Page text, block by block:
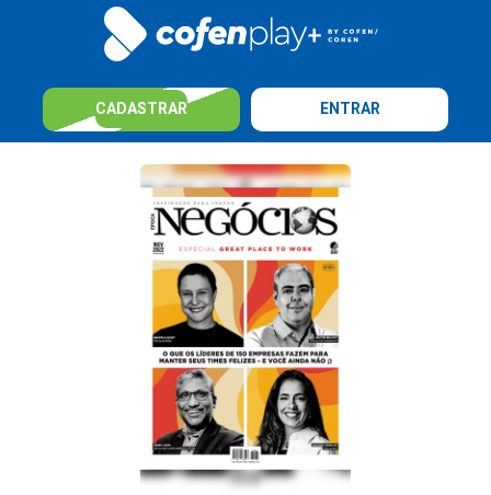
CADASTRAR ENTRAR